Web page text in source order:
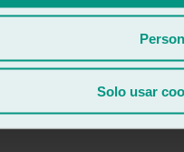
Solo usar